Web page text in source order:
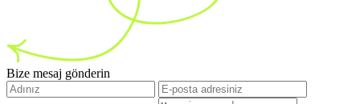
Bize mesaj gönderin